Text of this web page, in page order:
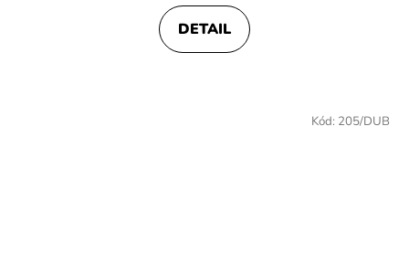
DETAIL
Kód: 205/DUB